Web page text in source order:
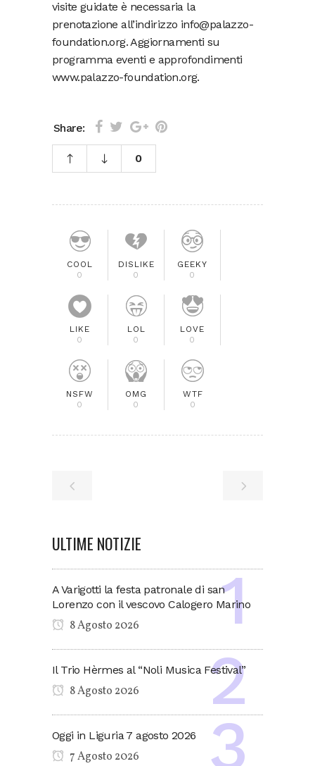
visite guidate è necessaria la
prenotazione all’indirizzo info@palazzo-
foundation.org. Aggiornamenti su
programma eventi e approfondimenti
www.palazzo-foundation.org.
Share:
0
COOL
0
DISLIKE
0
GEEKY
0
LIKE
0
LOL
0
LOVE
0
NSFW
0
OMG
0
WTF
0
ULTIME NOTIZIE
A Varigotti la festa patronale di san
Lorenzo con il vescovo Calogero Marino
8 Agosto 2026
Il Trio Hèrmes al “Noli Musica Festival”
8 Agosto 2026
Oggi in Liguria 7 agosto 2026
7 Agosto 2026